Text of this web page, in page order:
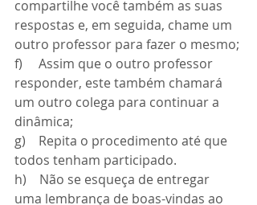
compartilhe você também as suas
respostas e, em seguida, chame um
outro professor para fazer o mesmo;
f)     Assim que o outro professor
responder, este também chamará
um outro colega para continuar a
dinâmica;
g)    Repita o procedimento até que
todos tenham participado.
h)    Não se esqueça de entregar
uma lembrança de boas-vindas ao